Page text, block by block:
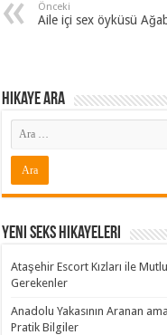
Önceki
Aile içi sex öyküsü
Hikaye ARA
Yeni Seks Hikayeleri
Ataşehir Escort Kızları ile
Gerekenler
Anadolu Yakasının Aranan
Pratik Bilgiler